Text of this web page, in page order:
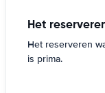
Het
Het reserveren
is prima.